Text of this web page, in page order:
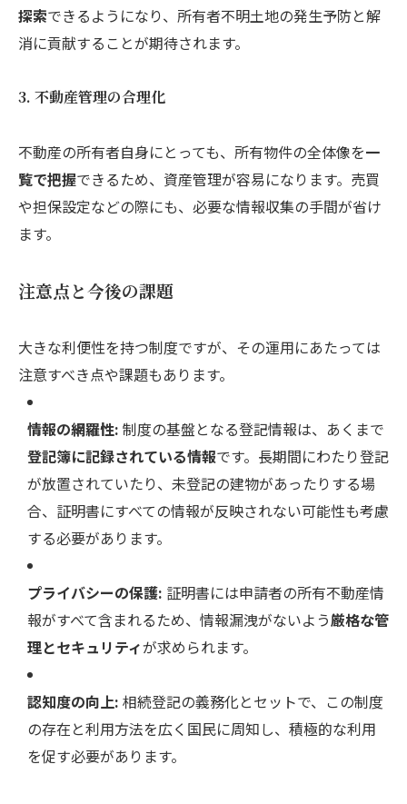
探索できるようになり、所有者不明土地の発生予防と解
消に貢献することが期待されます。
3. 不動産管理の合理化
不動産の所有者自身にとっても、所有物件の全体像を一
覧で把握できるため、資産管理が容易になります。売買
や担保設定などの際にも、必要な情報収集の手間が省け
ます。
注意点と今後の課題
大きな利便性を持つ制度ですが、その運用にあたっては
注意すべき点や課題もあります。
情報の網羅性: 制度の基盤となる登記情報は、あくまで
登記簿に記録されている情報です。長期間にわたり登記
が放置されていたり、未登記の建物があったりする場
合、証明書にすべての情報が反映されない可能性も考慮
する必要があります。
プライバシーの保護: 証明書には申請者の所有不動産情
報がすべて含まれるため、情報漏洩がないよう厳格な管
理とセキュリティが求められます。
認知度の向上: 相続登記の義務化とセットで、この制度
の存在と利用方法を広く国民に周知し、積極的な利用
を促す必要があります。